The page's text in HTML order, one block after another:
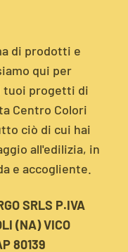
di prodotti e
qui per
tuoi progetti di
Centro Colori
ciò di cui hai
all'edilizia, in
e accogliente.
SRLS P.IVA
(NA) VICO
80139